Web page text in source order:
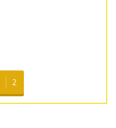
2